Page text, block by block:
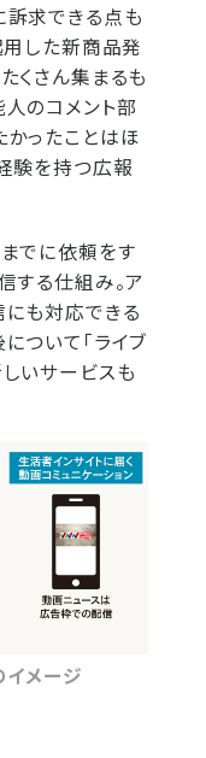
訴求できる点も
用した新商品発
くさん集まるも
のコメント部
ったことはほ
験を持つ広報
でに依頼をす
する仕組み。ア
も対応できる
ついて「ライブ
いサービスも
メージ